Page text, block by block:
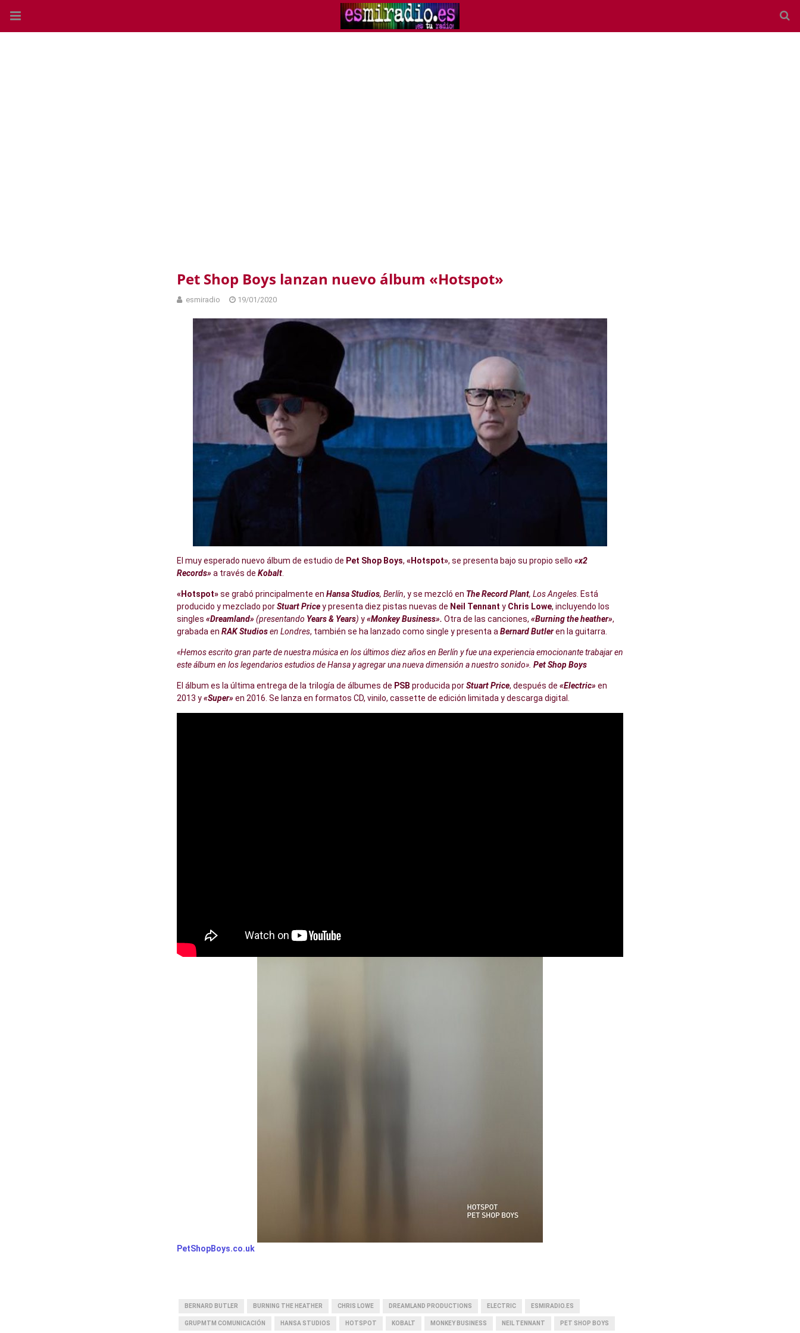
Pet Shop Boys lanzan nuevo álbum «Hotspot»
esmiradio 19/01/2020
El muy esperado nuevo álbum de estudio de Pet Shop Boys, «Hotspot», se presenta bajo su propio sello «x2
Records» a través de Kobalt
«Hotspot»se grabó principalmente en Hansa Studios, Berlín, y se mezcló en The Record Plant, Los Angeles . Está
producido y mezclado porStuart Pricey presenta diez pistas nuevas de Neil Tennant y Chris Lowe, incluyendo los
singles «Dreamland» (presentando Years & Years) y«Monkey Business». Otra de las canciones, «Burning the heather»,
grabada en RAK Studiosen Londres, también se ha lanzado como single y presenta a Bernard Butleren la guitarra.
«Hemos escrito gran parte de nuestra música en los últimos diez años en Berlín y fue una experiencia emocionante trabajar en
este álbum en los legendarios estudios de Hansa y agregar una nueva dimensión a nuestro sonido». Pet Shop Boys
El álbum es la última entrega de la trilogía de álbumes de PSB producida porStuart Price, después de «Electric» en
2013 y«Super» en 2016. Se lanza en formatos CD, vinilo, cassette de edición limitada y descarga digital.
PetShopBoys.co.uk
BERNARD BUTLER BURNING THE HEATHER CHRIS LOWE DREAMLAND PRODUCTIONS ELECTRIC ESMIRADIO.ES
GRUPMTM COMUNICACIÓN HANSA STUDIOS HOTSPOT KOBALT MONKEY BUSINESS NEIL TENNANT PET SHOP BOYS